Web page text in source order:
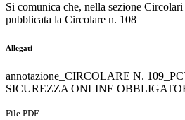
Si comunica che, nella sezione
pubblicata la Circolare n. 108
Allegati
annotazione_CIRCOLARE N.
SICUREZZA ONLINE
File PDF